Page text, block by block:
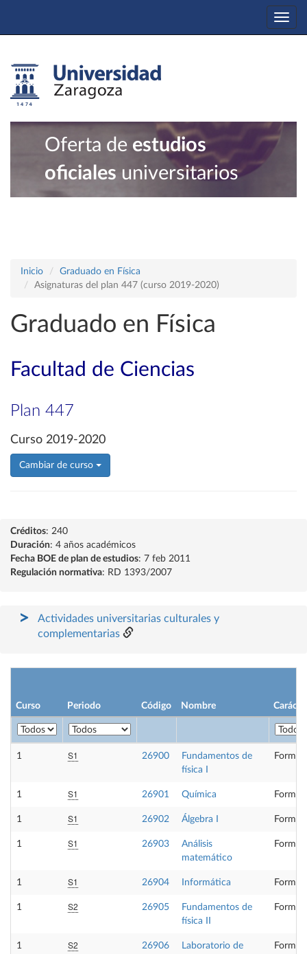
Oferta de estudios
oficiales universitarios
Inicio
Graduado en Física
Asignaturas del plan 447 (curso 2019-2020)
Graduado en Física
Facultad de Ciencias
Plan 447
Curso 2019-2020
Cambiar de curso
Créditos: 240
Duración: 4 años académicos
Fecha BOE de plan de estudios: 7 feb 2011
Regulación normativa: RD 1393/2007
Actividades universitarias culturales y
complementarias
Curso Periodo Código Nombre
1 S1 26900
Fundamentos de
física I
1 S1 26901 Química
1 S1 26902 Álgebra I
1 S1 26903
Análisis
matemático
1 S1 26904 Informática
1 S2 26905
Fundamentos de
física II
1 S2 26906
Laboratorio de